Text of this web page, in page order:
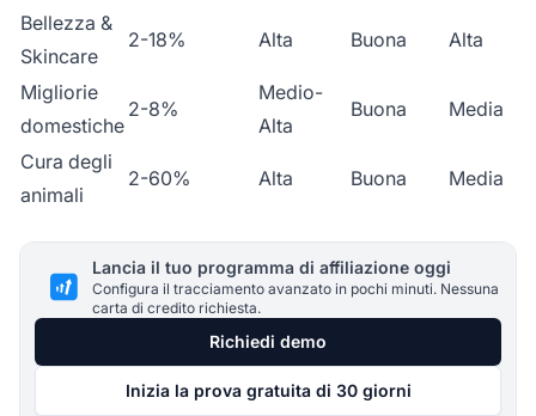
Bellezza &
Skincare
2-18% Alta Buona Alta
Migliorie
domestiche
2-8%
Medio-
Alta
Buona Media
Cura degli
animali
2-60% Alta Buona Media
Lancia il tuo programma di affiliazione oggi
Configura il tracciamento avanzato in pochi minuti. Nessuna
carta di credito richiesta.
Richiedi demo
Inizia la prova gratuita di 30 giorni